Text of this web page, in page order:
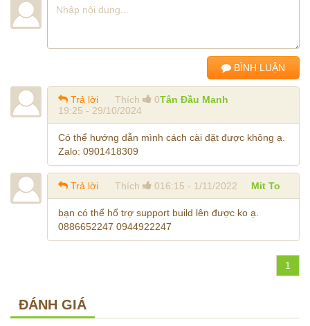
BÌNH LUẬN
Tân Đầu Manh
Trả lời Thích
0
19:25 - 29/10/2024
Có thể hướng dẫn mình cách cài đặt được không ạ.
Zalo: 0901418309
Mit To
Trả lời Thích 016:15 - 1/11/2022
bạn có thể hổ trợ support build lên được ko ạ.
0886652247 0944922247
1
ĐÁNH GIÁ